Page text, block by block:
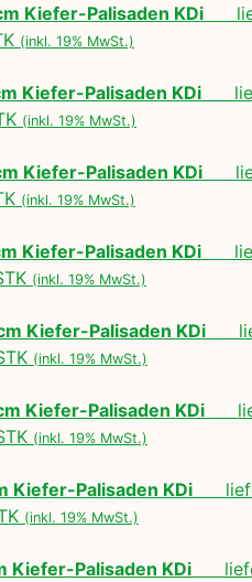
Kiefer-Palisaden KDi
(inkl. 19% MwSt.)
Kiefer-Palisaden KDi
(inkl. 19% MwSt.)
Kiefer-Palisaden KDi
(inkl. 19% MwSt.)
Kiefer-Palisaden KDi
(inkl. 19% MwSt.)
Kiefer-Palisaden KDi
(inkl. 19% MwSt.)
Kiefer-Palisaden KDi
(inkl. 19% MwSt.)
Kiefer-Palisaden KDi
(inkl. 19% MwSt.)
Kiefer-Palisaden KDi